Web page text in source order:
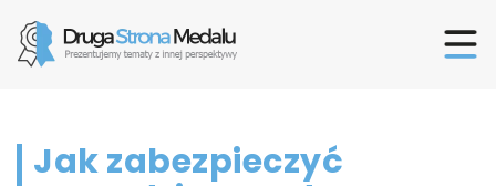
Jak zabezpieczyć